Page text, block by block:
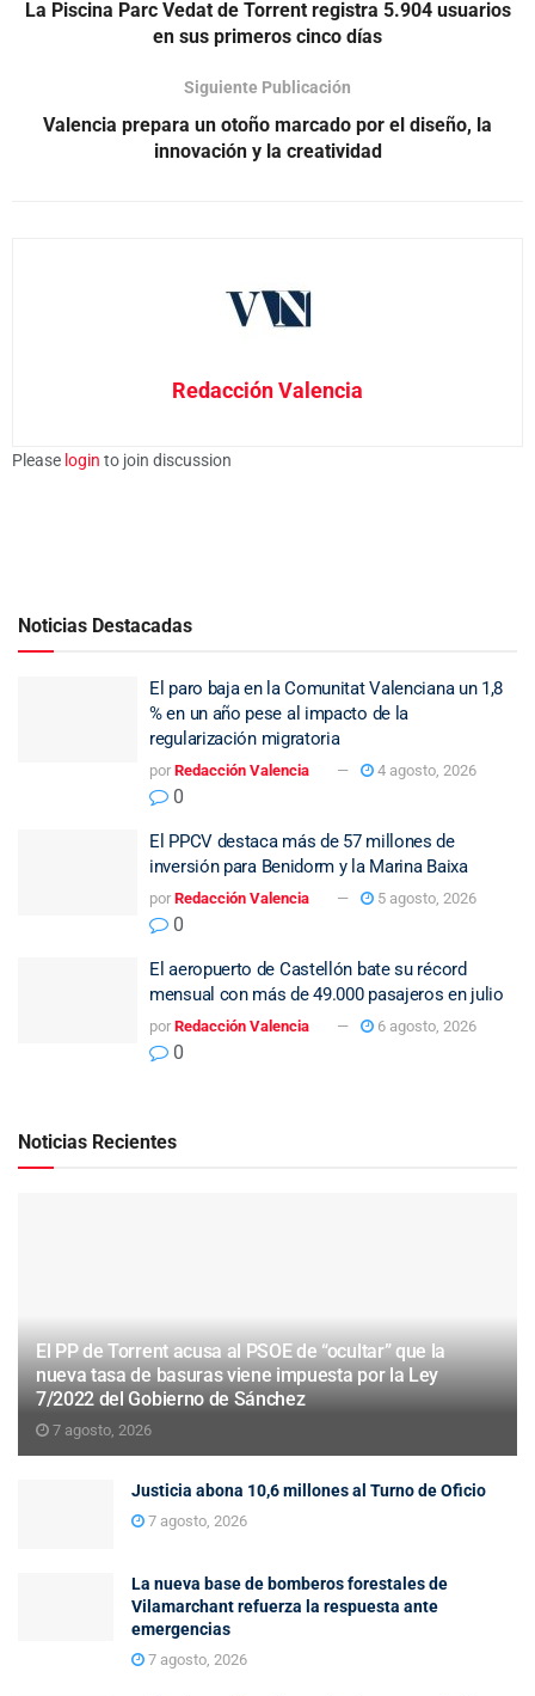
La Piscina Parc Vedat de Torrent registra 5.904 usuarios
en sus primeros cinco días
Siguiente Publicación
Valencia prepara un otoño marcado por el diseño, la
innovación y la creatividad
Redacción Valencia
Please login to join discussion
Noticias Destacadas
El paro baja en la Comunitat Valenciana un 1,8
% en un año pese al impacto de la
regularización migratoria
por Redacción Valencia 4 agosto, 2026
0
El PPCV destaca más de 57 millones de
inversión para Benidorm y la Marina Baixa
por Redacción Valencia 5 agosto, 2026
0
El aeropuerto de Castellón bate su récord
mensual con más de 49.000 pasajeros en julio
por Redacción Valencia 6 agosto, 2026
0
Noticias Recientes
El PP de Torrent acusa al PSOE de “ocultar” que la
nueva tasa de basuras viene impuesta por la Ley
7/2022 del Gobierno de Sánchez
7 agosto, 2026
Justicia abona 10,6 millones al Turno de Oficio
7 agosto, 2026
La nueva base de bomberos forestales de
Vilamarchant refuerza la respuesta ante
emergencias
7 agosto, 2026